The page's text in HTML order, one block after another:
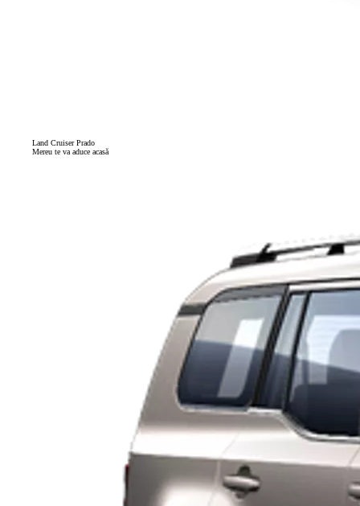
Land Cruiser Prado
Mereu te va aduce acasă